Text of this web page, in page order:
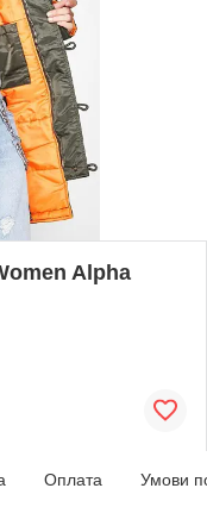
Alpha
Оплата Умови